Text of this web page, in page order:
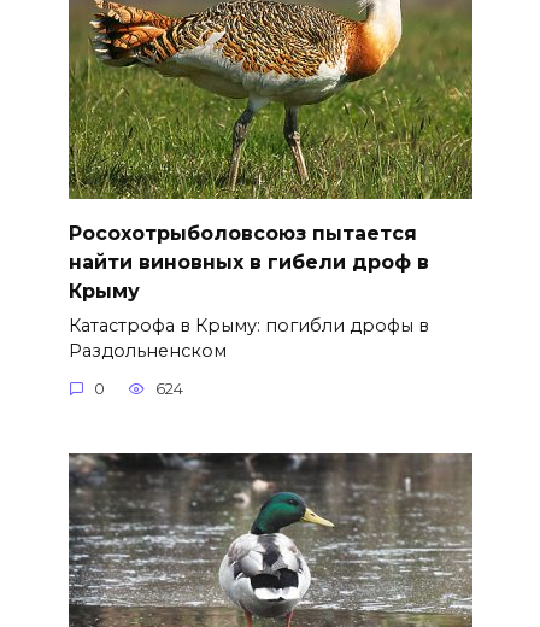
Росохотрыболовсоюз пытается
найти виновных в гибели дроф в
Крыму
Катастрофа в Крыму: погибли дрофы в
Раздольненском
0 624